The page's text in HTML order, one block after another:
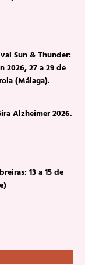
Sun & Thunder:
2026, 27 a 29 de
(Málaga).
Alzheimer 2026.
13 a 15 de